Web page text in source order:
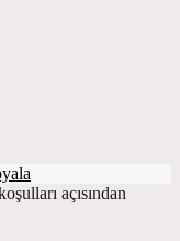
açısından